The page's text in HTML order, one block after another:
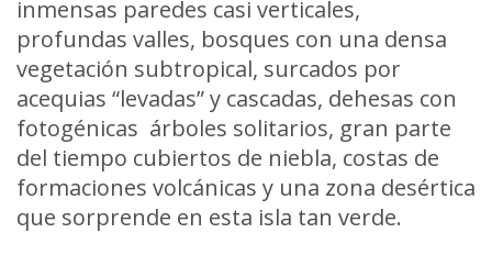
inmensas paredes casi verticales,
profundas valles, bosques con una densa
vegetación subtropical, surcados por
acequias “levadas” y cascadas, dehesas con
fotogénicas árboles solitarios, gran parte
del tiempo cubiertos de niebla, costas de
formaciones volcánicas y una zona desértica
que sorprende en esta isla tan verde.